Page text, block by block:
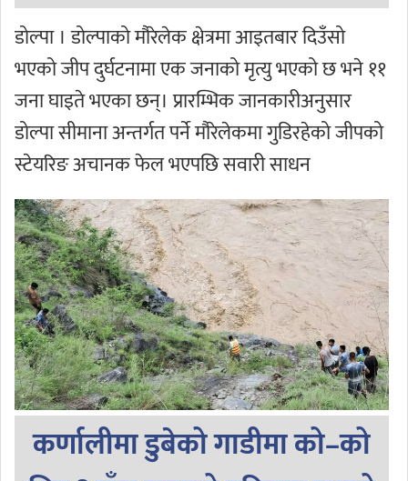
डोल्पा । डोल्पाको मौरेलेक क्षेत्रमा आइतबार दिउँसो
भएको जीप दुर्घटनामा एक जनाको मृत्यु भएको छ भने ११
जना घाइते भएका छन्। प्रारम्भिक जानकारीअनुसार
डोल्पा सीमाना अन्तर्गत पर्ने मौरेलेकमा गुडिरहेको जीपको
स्टेयरिङ अचानक फेल भएपछि सवारी साधन
कर्णालीमा डुबेको गाडीमा को–को